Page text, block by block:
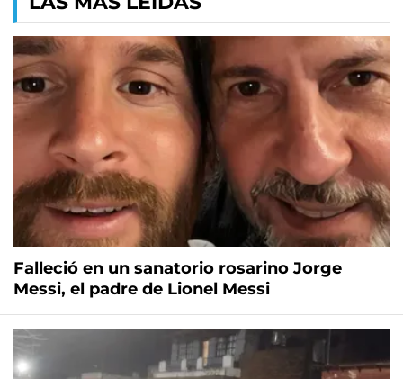
Falleció en un sanatorio rosarino Jorge
Messi, el padre de Lionel Messi